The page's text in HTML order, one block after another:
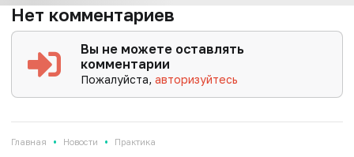
Нет комментариев
Вы не можете оставлять
комментарии
Пожалуйста,авторизуйтесь
Главная • Новости • Практика